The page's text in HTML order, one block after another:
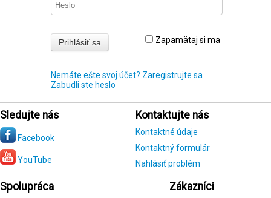
Zapamätaj si ma
Nemáte ešte svoj účet? Zaregistrujte sa
Zabudli ste heslo
Sledujte nás
Facebook
YouTube
Kontaktujte nás
Kontaktné údaje
Kontaktný formulár
Nahlásiť problém
Spolupráca Zákazníci